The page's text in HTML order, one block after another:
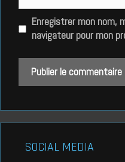
Enregistrer mon nom,
navigateur pour mon
SOCIAL MEDIA